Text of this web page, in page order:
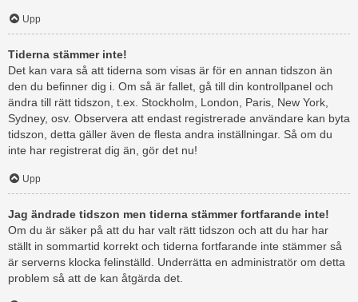
Upp
Tiderna stämmer inte!
Det kan vara så att tiderna som visas är för en annan tidszon än
den du befinner dig i. Om så är fallet, gå till din kontrollpanel och
ändra till rätt tidszon, t.ex. Stockholm, London, Paris, New York,
Sydney, osv. Observera att endast registrerade användare kan byta
tidszon, detta gäller även de flesta andra inställningar. Så om du
inte har registrerat dig än, gör det nu!
Upp
Jag ändrade tidszon men tiderna stämmer fortfarande inte!
Om du är säker på att du har valt rätt tidszon och att du har har
ställt in sommartid korrekt och tiderna fortfarande inte stämmer så
är serverns klocka felinställd. Underrätta en administratör om detta
problem så att de kan åtgärda det.